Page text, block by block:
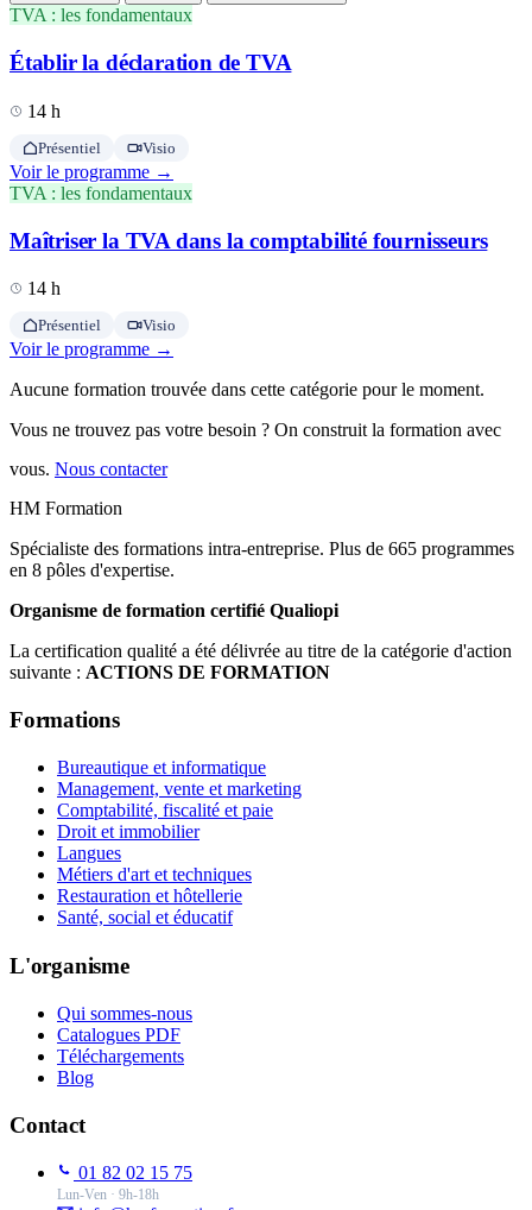
TVA : les fondamentaux
Établir la déclaration de TVA
14 h
Présentiel Visio
Voir le programme →
TVA : les fondamentaux
Maîtriser la TVA dans la comptabilité fournisseurs
14 h
Présentiel Visio
Voir le programme →
Aucune formation trouvée dans cette catégorie pour le moment.
Vous ne trouvez pas votre besoin ? On construit la formation avec
vous. Nous contacter
HM Formation
Spécialiste des formations intra-entreprise. Plus de 665 programmes
en 8 pôles d'expertise.
Organisme de formation certifié Qualiopi
La certification qualité a été délivrée au titre de la catégorie d'action
suivante : ACTIONS DE FORMATION
Formations
Bureautique et informatique
Management, vente et marketing
Comptabilité, fiscalité et paie
Droit et immobilier
Langues
Métiers d'art et techniques
Restauration et hôtellerie
Santé, social et éducatif
L'organisme
Qui sommes-nous
Catalogues PDF
Téléchargements
Blog
Contact
01 82 02 15 75
Lun-Ven · 9h-18h